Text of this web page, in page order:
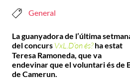
General
La guanyadora de l’última
del concurs VxL.D’on és?ha estat
Teresa Ramoneda, que va
endevinar que el voluntari és de
de Camerun.